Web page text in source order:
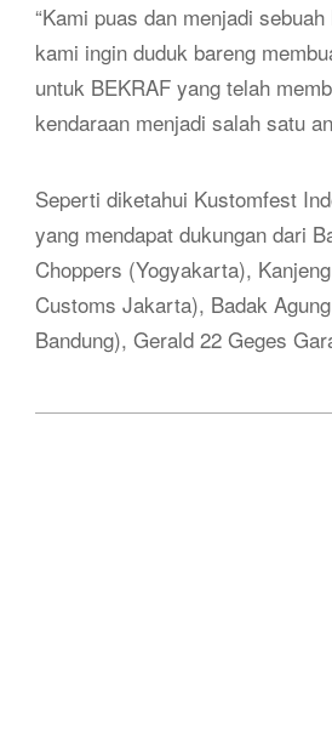
“Kami puas dan menjadi
kami ingin duduk bareng
untuk BEKRAF yang telah
kendaraan menjadi salah satu
Seperti diketahui Kustomfest
yang mendapat dukungan dari
Choppers (Yogyakarta),
Customs Jakarta), Badak
Bandung), Gerald 22 Geges